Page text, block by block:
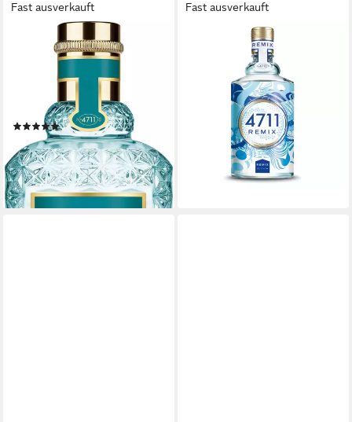
Fast ausverkauft
Eau de Cologne
REFRESHING LAGOONS OF
LAOS EAU DE COLOGNE, 1-
tlg., mit frischer Note
(2)
38,49 € UVP55,00 €
(384,90 €/ 1 l)
-30%
lieferbar - in 1-2 Werktagen bei dir
Fast ausverkauft
Eau de Cologne 4711 REMIX,
EdC 100 ml NS Sparkling
Island (Limette)
UVP25,00 €
(209,90 €/ 1 l)
lieferbar - in 1-2 Werktagen bei dir